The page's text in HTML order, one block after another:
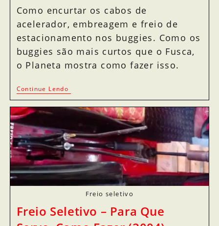
Como encurtar os cabos de
acelerador, embreagem e freio de
estacionamento nos buggies. Como os
buggies são mais curtos que o Fusca,
o Planeta mostra como fazer isso.
Continue Lendo
Freio seletivo
Freio Seletivo – Para Que